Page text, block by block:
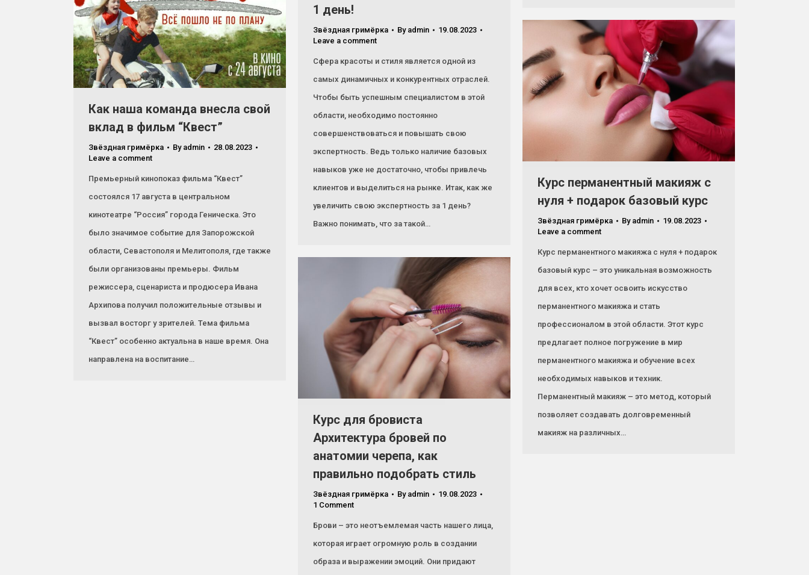
Как наша команда внесла свой
вклад в фильм “Квест”
Звёздная гримёрка By admin
28.08.2023
Leave a comment
Премьерный кинопоказ фильма “Квест”
состоялся 17 августа в центральном
кинотеатре “Россия” города Геническа. Это
было значимое событие для Запорожской
области, Севастополя и Мелитополя, где также
были организованы премьеры. Фильм
режиссера, сценариста и продюсера Ивана
Архипова получил положительные отзывы и
вызвал восторг у зрителей. Тема фильма
“Квест” особенно актуальна в наше время. Она
направлена на воспитание…
1 день!
Звёздная гримёрка By admin
19.08.2023
Leave a comment
Сфера красоты и стиля является одной из
самых динамичных и конкурентных отраслей.
Чтобы быть успешным специалистом в этой
области, необходимо постоянно
совершенствоваться и повышать свою
экспертность. Ведь только наличие базовых
навыков уже не достаточно, чтобы привлечь
клиентов и выделиться на рынке. Итак, как же
увеличить свою экспертность за 1 день?
Важно понимать, что за такой…
Курс перманентный макияж с
нуля + подарок базовый курс
Звёздная гримёрка By admin
19.08.2023
Leave a comment
Курс перманентного макияжа с нуля + подарок
базовый курс – это уникальная возможность
для всех, кто хочет освоить искусство
перманентного макияжа и стать
профессионалом в этой области. Этот курс
предлагает полное погружение в мир
перманентного макияжа и обучение всех
необходимых навыков и техник.
Перманентный макияж – это метод, который
позволяет создавать долговременный
макияж на различных…
Курс для бровиста
Архитектура бровей по
анатомии черепа, как
правильно подобрать стиль
Звёздная гримёрка By admin
19.08.2023
1 Comment
Брови – это неотъемлемая часть нашего лица,
которая играет огромную роль в создании
образа и выражении эмоций. Они придают